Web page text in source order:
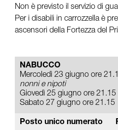
Non è previsto il servizio di
Per i disabili in carrozzella è
ascensori della Fortezza del
NABUCCO
Mercoledì 23 giugno ore
nonni e nipoti
Giovedì 25 giugno ore 21.15
Sabato 27 giugno ore 21.15
Posto unico numerato